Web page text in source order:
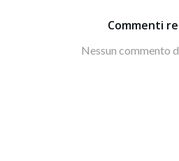
Commenti
Nessun commento